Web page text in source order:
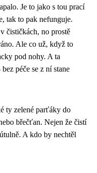
Je to jako s tou prací
tak to pak nefunguje.
čističkách, no prostě
Ale co už, když to
pod nohy. A ta
péče se z ní stane
ty zelené parťáky do
břečťan. Nejen že čistí
A kdo by nechtěl